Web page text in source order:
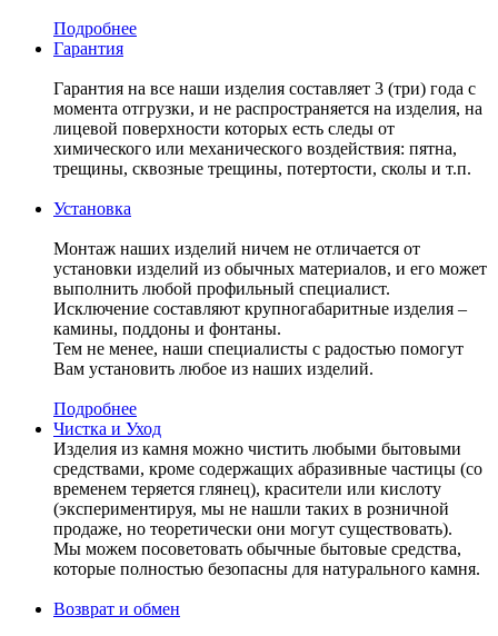
Подробнее
Гарантия
Гарантия на все наши изделия составляет 3 (три) года с
момента отгрузки, и не распространяется на изделия, на
лицевой поверхности которых есть следы от
химического или механического воздействия: пятна,
трещины, сквозные трещины, потертости, сколы и т.п.
Установка
Монтаж наших изделий ничем не отличается от
установки изделий из обычных материалов, и его может
выполнить любой профильный специалист.
Исключение составляют крупногабаритные изделия –
камины, поддоны и фонтаны.
Тем не менее, наши специалисты с радостью помогут
Вам установить любое из наших изделий.
Подробнее
Чистка и Уход
Изделия из камня можно чистить любыми бытовыми
средствами, кроме содержащих абразивные частицы (со
временем теряется глянец), красители или кислоту
(экспериментируя, мы не нашли таких в розничной
продаже, но теоретически они могут существовать).
Мы можем посоветовать обычные бытовые средства,
которые полностью безопасны для натурального камня.
Возврат и обмен